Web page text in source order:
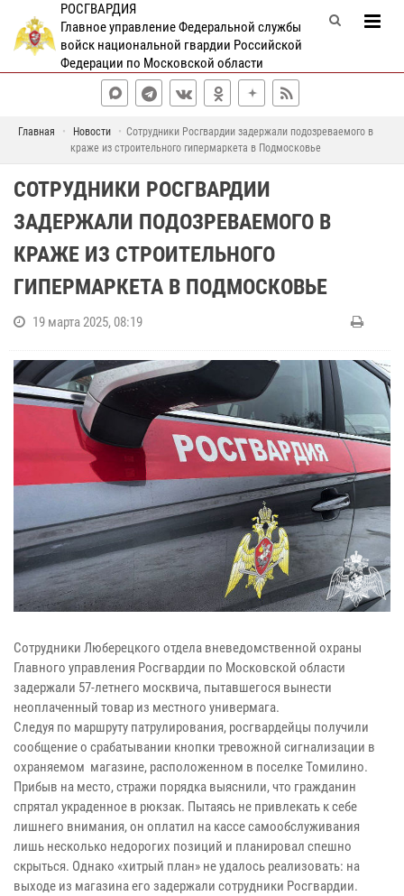
РОСГВАРДИЯ
Главное управление Федеральной службы
войск национальной гвардии Российской
Федерации по Московской области
Главная Новости
Сотрудники Росгвардии задержали подозреваемого в
краже из строительного гипермаркета в Подмосковье
СОТРУДНИКИ РОСГВАРДИИ
ЗАДЕРЖАЛИ ПОДОЗРЕВАЕМОГО В
КРАЖЕ ИЗ СТРОИТЕЛЬНОГО
ГИПЕРМАРКЕТА В ПОДМОСКОВЬЕ
19 марта 2025, 08:19
Сотрудники Люберецкого отдела вневедомственной охраны
Главного управления Росгвардии по Московской области
задержали 57-летнего москвича, пытавшегося вынести
неоплаченный товар из местного универмага.
Следуя по маршруту патрулирования, росгвардейцы получили
сообщение о срабатывании кнопки тревожной сигнализации в
охраняемом магазине, расположенном в поселке Томилино.
Прибыв на место, стражи порядка выяснили, что гражданин
спрятал украденное в рюкзак. Пытаясь не привлекать к себе
лишнего внимания, он оплатил на кассе самообслуживания
лишь несколько недорогих позиций и планировал спешно
скрыться. Однако «хитрый план» не удалось реализовать: на
выходе из магазина его задержали сотрудники Росгвардии.